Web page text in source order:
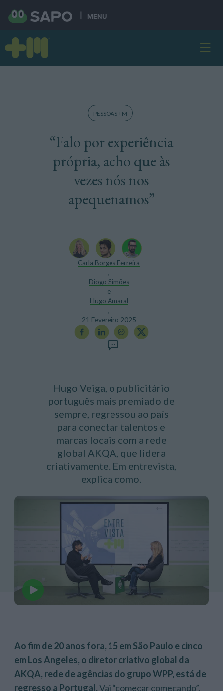
MENU
PESSOAS +M
“Falo por experiência
própria, acho que às
vezes nós nos
apequenamos”
Carla Borges Ferreira
,
Diogo Simões
e
Hugo Amaral
,
21 Fevereiro 2025
Hugo Veiga, o publicitário
português mais premiado de
sempre, regressou ao país
para conectar talentos e
marcas locais com a rede
global AKQA, que lidera
criativamente. Em entrevista,
explica como.
Ao fim de 20 anos fora, 15 em São Paulo e cinco
em Los Angeles, o diretor criativo global da
AKQA, rede de agências do grupo WPP, está de
regresso a Portugal.Vai “começar começando”,